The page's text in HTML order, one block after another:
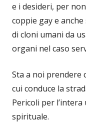
e i desideri, per
coppie gay e
di cloni umani da
organi nel caso
Sta a noi prendere
cui conduce la
Pericoli per
spirituale.